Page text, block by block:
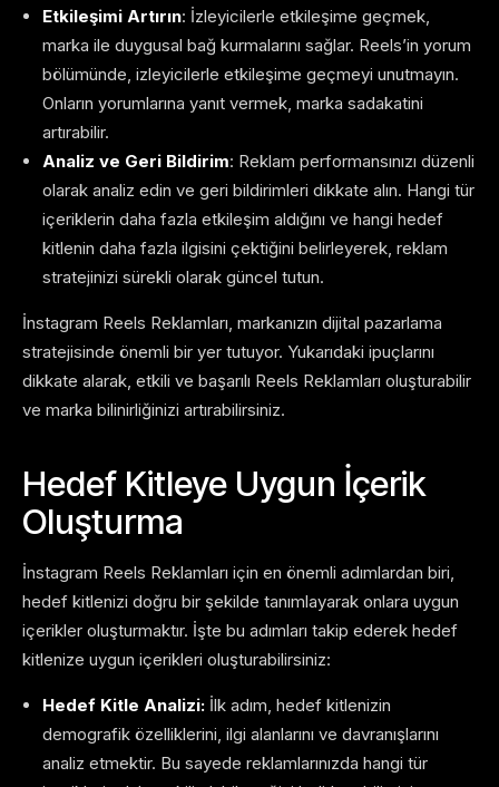
Etkileşimi Artırın: İzleyicilerle etkileşime geçmek,
marka ile duygusal bağ kurmalarını sağlar. Reels’in yorum
bölümünde, izleyicilerle etkileşime geçmeyi unutmayın.
Onların yorumlarına yanıt vermek, marka sadakatini
artırabilir.
Analiz ve Geri Bildirim: Reklam performansınızı düzenli
olarak analiz edin ve geri bildirimleri dikkate alın. Hangi tür
içeriklerin daha fazla etkileşim aldığını ve hangi hedef
kitlenin daha fazla ilgisini çektiğini belirleyerek, reklam
stratejinizi sürekli olarak güncel tutun.
İnstagram Reels Reklamları, markanızın dijital pazarlama
stratejisinde önemli bir yer tutuyor. Yukarıdaki ipuçlarını
dikkate alarak, etkili ve başarılı Reels Reklamları oluşturabilir
ve marka bilinirliğinizi artırabilirsiniz.
Hedef Kitleye Uygun İçerik
Oluşturma
İnstagram Reels Reklamları için en önemli adımlardan biri,
hedef kitlenizi doğru bir şekilde tanımlayarak onlara uygun
içerikler oluşturmaktır. İşte bu adımları takip ederek hedef
kitlenize uygun içerikleri oluşturabilirsiniz:
Hedef Kitle Analizi: İlk adım, hedef kitlenizin
demografik özelliklerini, ilgi alanlarını ve davranışlarını
analiz etmektir. Bu sayede reklamlarınızda hangi tür